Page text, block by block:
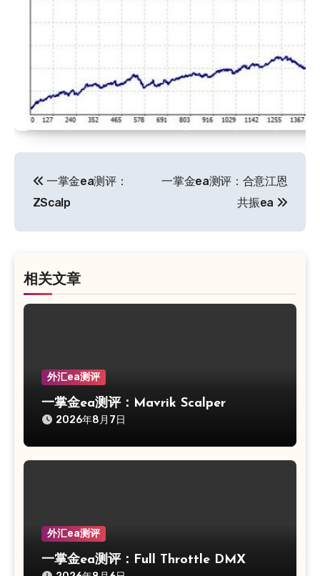
章
导
一掌金ea测评：
ZScalp
一掌金ea测评：合意江恩
共振ea
相关文章
外汇ea测评
一掌金ea测评：Mavrik Scalper
2026年8月7日
外汇ea测评
一掌金ea测评：Full Throttle DMX